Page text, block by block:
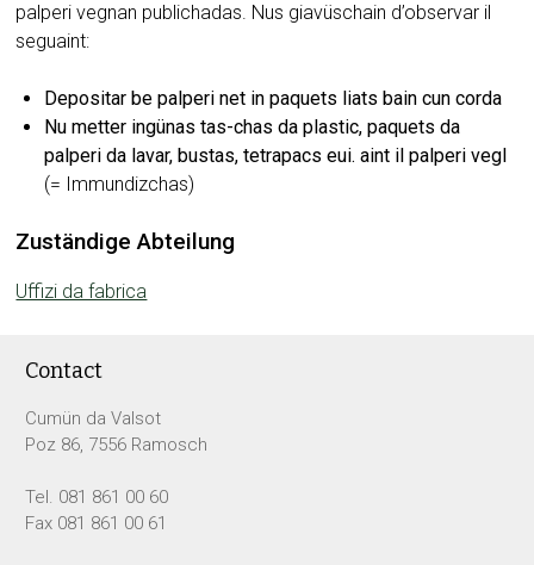
palperi vegnan publichadas. Nus giavüschain d’observar il
seguaint:
Depositar be palperi net in paquets liats bain cun corda
Nu metter ingünas tas-chas da plastic, paquets da
palperi da lavar, bustas, tetrapacs eui. aint il palperi vegl
(= Immundizchas)
Zuständige Abteilung
Uffizi da fabrica
Footer
Contact
Cumün da Valsot
Poz 86, 7556 Ramosch
Tel. 081 861 00 60
Fax 081 861 00 61